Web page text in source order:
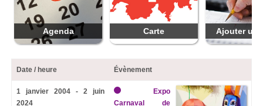
Agenda Carte Ajouter
Date / heure Évènement
1 janvier 2004 - 2 juin
2024
Expo
Carnaval de